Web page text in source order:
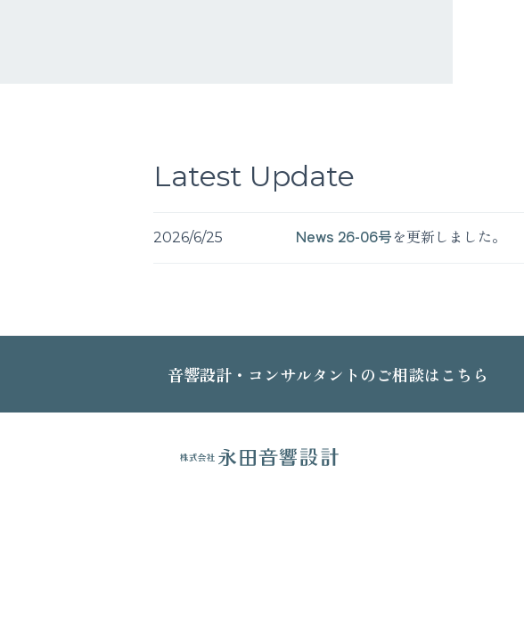
Latest Update
2026/6/25 News 26-06号を更新しました。
音響設計・コンサルタントのご相談はこちら